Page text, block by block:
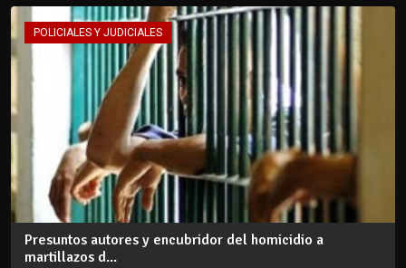
POLICIALES Y JUDICIALES
Presuntos autores y encubridor del homicidio a
martillazos d...